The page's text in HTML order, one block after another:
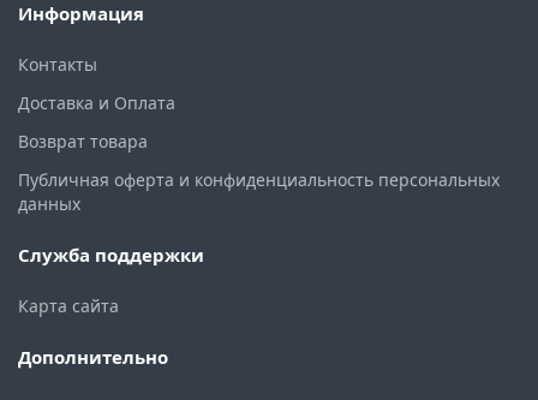
Информация
Контакты
Доставка и Оплата
Возврат товара
Публичная оферта и конфиденциальность персональных
данных
Служба поддержки
Карта сайта
Дополнительно